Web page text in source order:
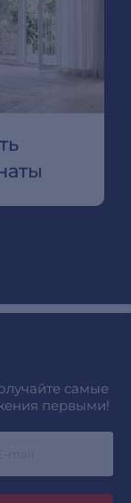
самые
первыми!